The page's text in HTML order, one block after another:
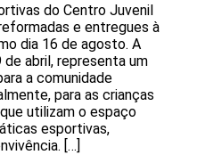
do Centro Juvenil
e entregues à
dia 16 de agosto. A
de abril, representa um
a comunidade
para as crianças
utilizam o espaço
esportivas,
[…]